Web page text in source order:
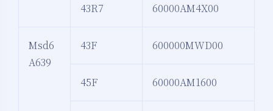
43R7 60000AM4X00
Msd6
A639
43F 600000MWD00
45F 60000AM1600